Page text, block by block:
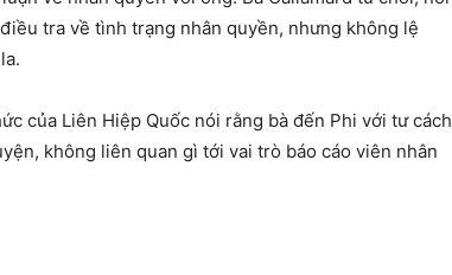
tra về tình trạng nhân quyền, nhưng không lệ
của Liên Hiệp Quốc nói rằng bà đến Phi với tư cách
không liên quan gì tới vai trò báo cáo viên nhân